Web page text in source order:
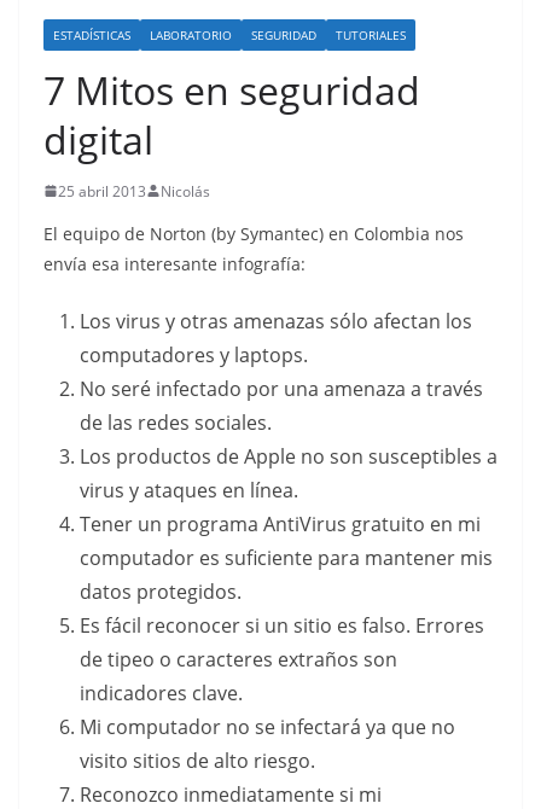
ESTADÍSTICAS LABORATORIO SEGURIDAD TUTORIALES
7 Mitos en seguridad
digital
25 abril 2013 Nicolás
El equipo de Norton (by Symantec) en Colombia nos
envía esa interesante infografía:
Los virus y otras amenazas sólo afectan los
computadores y laptops.
No seré infectado por una amenaza a través
de las redes sociales.
Los productos de Apple no son susceptibles a
virus y ataques en línea.
Tener un programa AntiVirus gratuito en mi
computador es suficiente para mantener mis
datos protegidos.
Es fácil reconocer si un sitio es falso. Errores
de tipeo o caracteres extraños son
indicadores clave.
Mi computador no se infectará ya que no
visito sitios de alto riesgo.
Reconozco inmediatamente si mi